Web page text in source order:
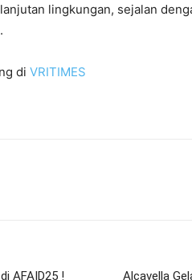
lingkungan, sejalan
di VRITIMES
AFAID25 !
Alcavella